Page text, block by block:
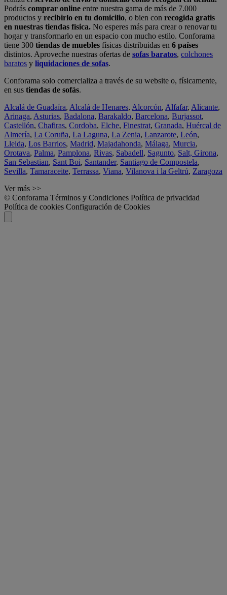
Podrás comprar online entre nuestra gama de más de 7.000
productos y recibirlo en tu domicilio, o bien con recogida gratis
en nuestras tiendas física. No esperes más para crear o renovar tu
hogar y transformarlo en un espacio con mucho estilo. Conforama
tiene 300 tiendas de muebles físicas distribuidas en 6 países
distintos. Aproveche nuestras ofertas de sofas baratos, colchones
baratos y liquidaciones de sofas.
Conforama solo comercializa a través de su website o, físicamente,
en sus tiendas de sofás.
Alcalá de Guadaíra, Alcalá de Henares, Alcorcón, Alfafar, Alicante,
Arinaga, Asturias, Badalona, Barakaldo, Barcelona, Burjassot,
Castellón, Chafiras, Cordoba, Elche, Finestrat, Granada, Huércal de
Almería, La Coruña, La Laguna, La Zenia, Lanzarote, León,
Lleida, Los Barrios, Madrid, Majadahonda, Málaga, Murcia,
Orotava, Palma, Pamplona, Rivas, Sabadell, Sagunto, Salt, Girona,
San Sebastian, Sant Boi, Santander, Santiago de Compostela,
Sevilla, Tamaraceite, Terrassa, Viana, Vilanova i la Geltrú, Zaragoza
Ver más >>
© Conforama Términos y Condiciones Política de privacidad
Política de cookies Configuración de Cookies